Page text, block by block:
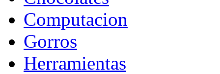
Computacion
Gorros
Herramientas